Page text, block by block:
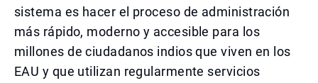
sistema es hacer el proceso de administración
más rápido, moderno y accesible para los
millones de ciudadanos indios que viven en los
EAU y que utilizan regularmente servicios